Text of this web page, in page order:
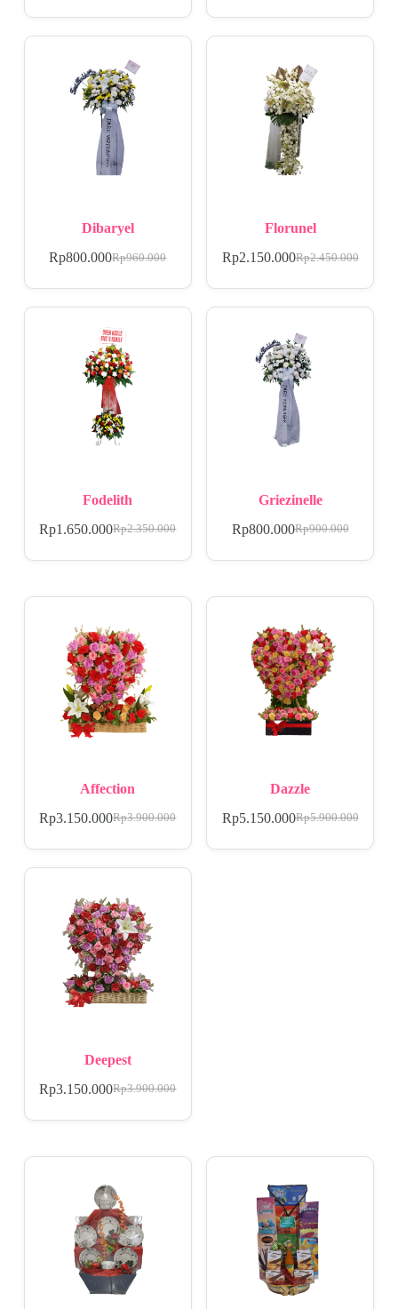
Dibaryel
Rp960.000
Rp800.000
Florunel
Rp2.450.000
Rp2.150.000
Fodelith
Rp2.350.000
Rp1.650.000
Griezinelle
Rp900.000
Rp800.000
Affection
Rp3.900.000
Rp3.150.000
Dazzle
Rp5.900.000
Rp5.150.000
Deepest
Rp3.900.000
Rp3.150.000